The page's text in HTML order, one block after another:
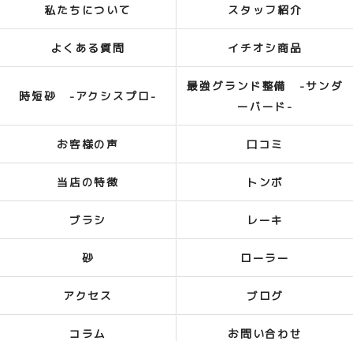
私たちについて スタッフ紹介
よくある質問 イチオシ商品
時短砂 -アクシスプロ-
最強グランド整備 -サンダ
ーバード-
お客様の声 口コミ
当店の特徴 トンボ
ブラシ レーキ
砂 ローラー
アクセス ブログ
コラム お問い合わせ